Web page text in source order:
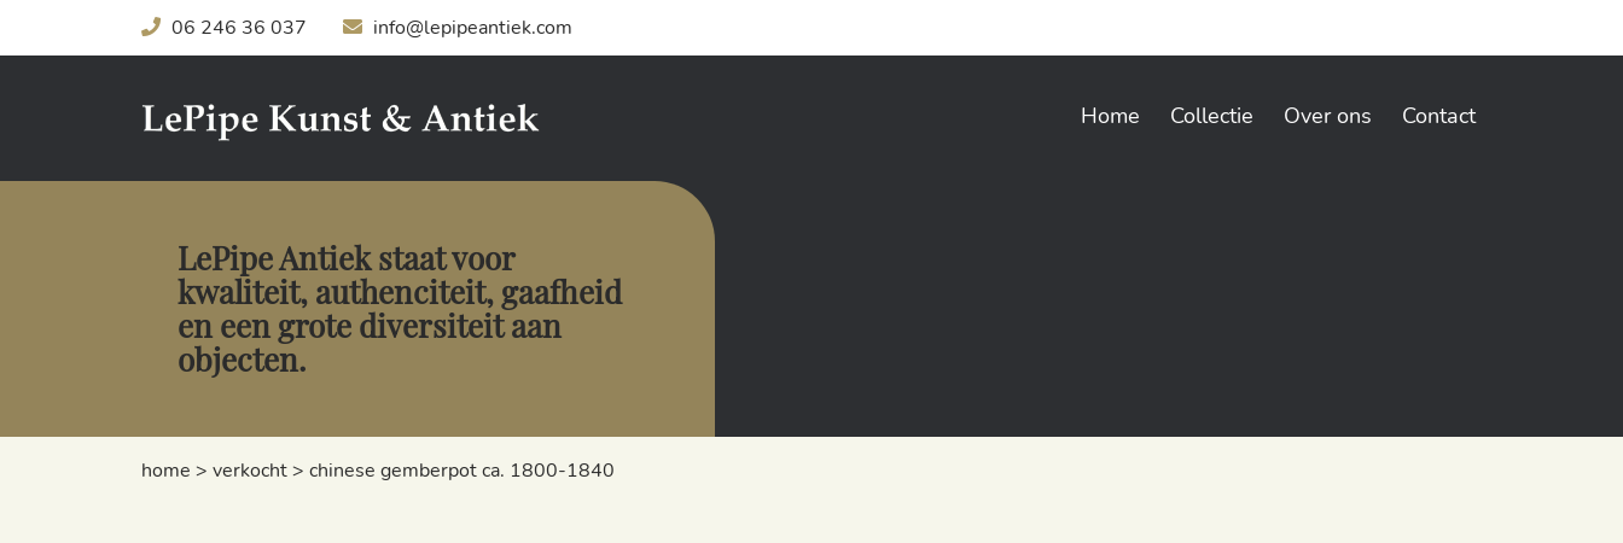
06 246 36 037 info@lepipeantiek.com
Home Collectie Over ons Contact
LePipe Antiek staat voor
kwaliteit, authenciteit, gaafheid
en een grote diversiteit aan
objecten.
home > verkocht> chinese gemberpot ca. 1800-1840